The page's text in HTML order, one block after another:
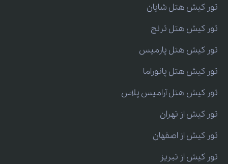
تور کیش هتل شایان
تور کیش هتل ترنج
تور کیش هتل پارمیس
تور کیش هتل پانوراما
تور کیش هتل آرامیس پلاس
تور کیش از تهران
تور کیش از اصفهان
تور کیش از تبریز